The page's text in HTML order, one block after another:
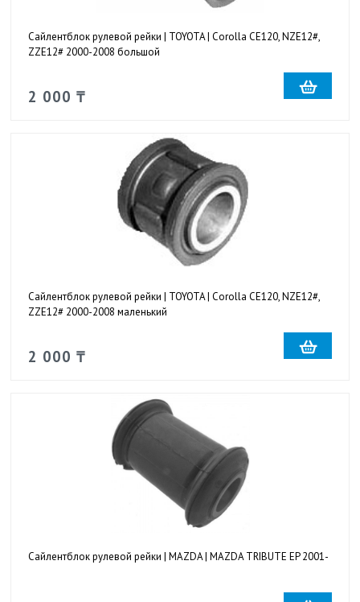
Сайлентблок рулевой рейки | TOYOTA | Corolla CE120, NZE12#,
ZZE12# 2000-2008 большой
2 000 ₸
Сайлентблок рулевой рейки | TOYOTA | Corolla CE120, NZE12#,
ZZE12# 2000-2008 маленький
2 000 ₸
Сайлентблок рулевой рейки | MAZDA | MAZDA TRIBUTE EP 2001-